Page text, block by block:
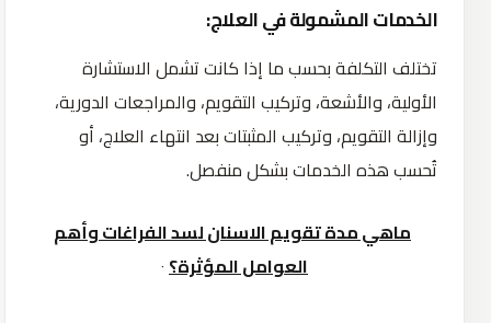
الخدمات المشمولة في العلاج:
تختلف التكلفة بحسب ما إذا كانت تشمل الاستشارة
الأولية، والأشعة، وتركيب التقويم، والمراجعات الدورية،
وإزالة التقويم، وتركيب المثبتات بعد انتهاء العلاج، أو
تُحسب هذه الخدمات بشكل منفصل.
ماهي مدة تقويم الاسنان لسد الفراغات وأهم
العوامل المؤثرة؟٠